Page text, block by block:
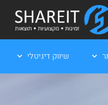
שיווק דיגיטלי